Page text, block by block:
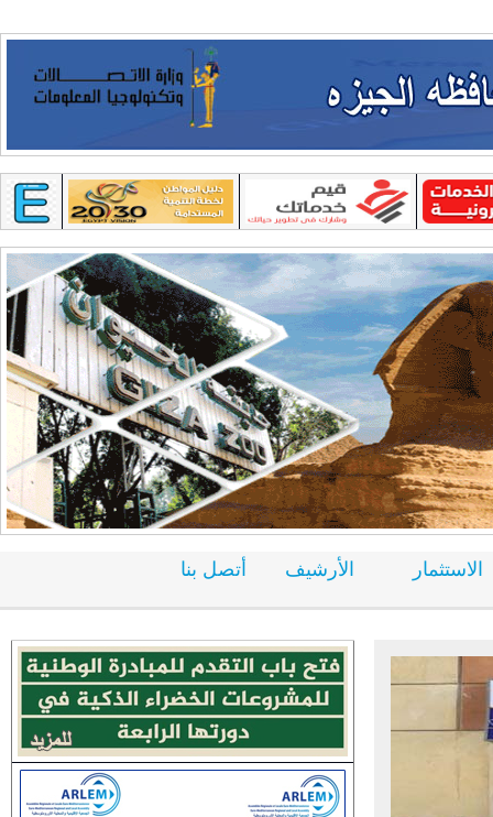
أتصل بنا الأرشيف الاستثمار